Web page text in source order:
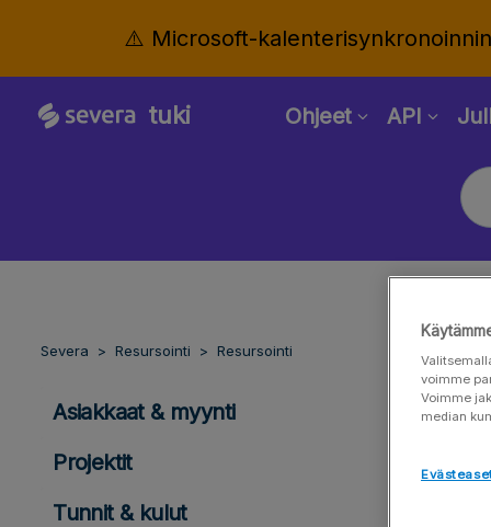
⚠️ Microsoft-
tuki Ohjeet API
Severa Resursointi Resursointi
Asiakkaat & myynti
Projektit
Tunnit & kulut
voimme
Voimme
median